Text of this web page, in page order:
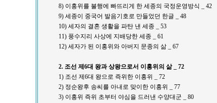
8) 이홍위를 불행에 빠뜨리게 한 세종의 국정운영방식 _ 42
9) 세종이 중국어 발음기호로 만들었던 한글 _ 48
10) 세자의 결혼 생활을 파탄 낸 세종 _ 53
11) 풍수지리 사상에 지배당한 세종 _ 61
12) 세자가 된 이홍위와 아버지 문종의 삶 _ 67
2. 조선 제6대 왕과 상왕으로서 이홍위의 삶 _ 72
1) 조선 제6대 왕으로 즉위한 이홍위 _ 72
2) 정순왕후 송씨를 아내로 맞이한 이홍위 _ 77
3) 이홍위 즉위 초부터 야심을 드러낸 수양대군 _ 80